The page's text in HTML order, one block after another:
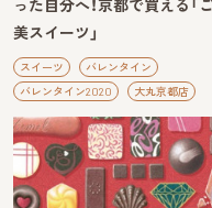
った自分へ！京都で買える「
美スイーツ」
スイーツ
バレンタイン
バレンタイン2020
大丸京都店